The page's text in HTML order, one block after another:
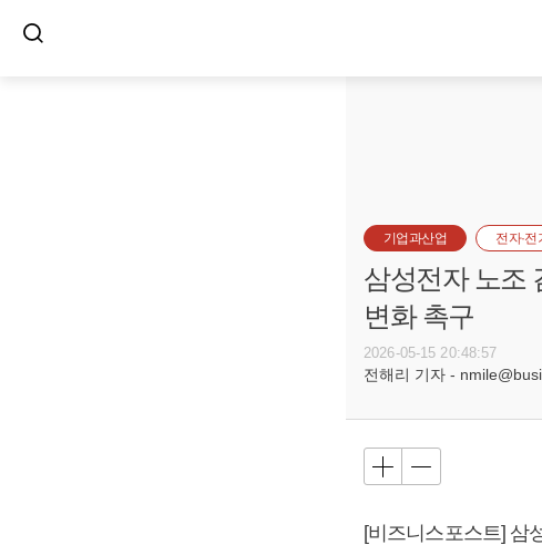
기업과산업 전자·전
삼성전자 노조
변화 촉구
2026-05-15 20:48:57
전해리 기자 -
[비즈니스포스트] 삼